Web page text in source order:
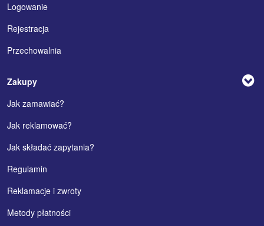
Logowanie
Rejestracja
Przechowalnia
Zakupy
Jak zamawiać?
Jak reklamować?
Jak składać zapytania?
Regulamin
Reklamacje i zwroty
Metody płatności